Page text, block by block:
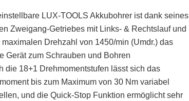
LUX-TOOLS Akkubohrer ist dank seines
Zweigang-Getriebes mit Links- & Rechtslauf und
maximalen Drehzahl von 1450/min (Umdr.) das
Gerät zum Schrauben und Bohren
die 18+1 Drehmomentstufen lässt sich das
bis zum Maximum von 30 Nm variabel
und die Quick-Stop Funktion ermöglicht sehr